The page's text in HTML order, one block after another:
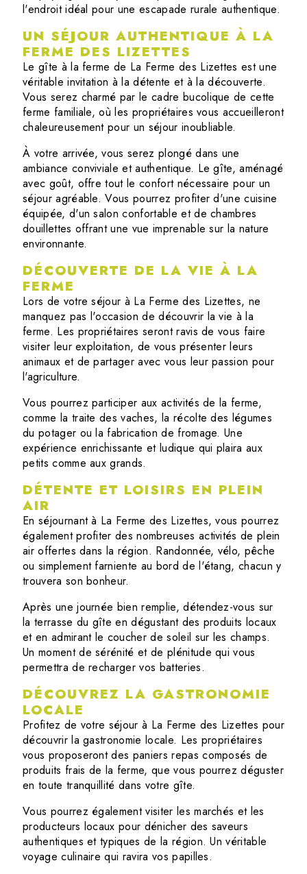
l'endroit idéal pour une escapade rurale authentique.
UN SÉJOUR AUTHENTIQUE À LA
FERME DES LIZETTES
Le gîte à la ferme de La Ferme des Lizettes est une
véritable invitation à la détente et à la découverte.
Vous serez charmé par le cadre bucolique de cette
ferme familiale, où les propriétaires vous accueilleront
chaleureusement pour un séjour inoubliable.
À votre arrivée, vous serez plongé dans une
ambiance conviviale et authentique. Le gîte, aménagé
avec goût, offre tout le confort nécessaire pour un
séjour agréable. Vous pourrez profiter d'une cuisine
équipée, d'un salon confortable et de chambres
douillettes offrant une vue imprenable sur la nature
environnante.
DÉCOUVERTE DE LA VIE À LA
FERME
Lors de votre séjour à La Ferme des Lizettes, ne
manquez pas l'occasion de découvrir la vie à la
ferme. Les propriétaires seront ravis de vous faire
visiter leur exploitation, de vous présenter leurs
animaux et de partager avec vous leur passion pour
l'agriculture.
Vous pourrez participer aux activités de la ferme,
comme la traite des vaches, la récolte des légumes
du potager ou la fabrication de fromage. Une
expérience enrichissante et ludique qui plaira aux
petits comme aux grands.
DÉTENTE ET LOISIRS EN PLEIN
AIR
En séjournant à La Ferme des Lizettes, vous pourrez
également profiter des nombreuses activités de plein
air offertes dans la région. Randonnée, vélo, pêche
ou simplement farniente au bord de l'étang, chacun y
trouvera son bonheur.
Après une journée bien remplie, détendez-vous sur
la terrasse du gîte en dégustant des produits locaux
et en admirant le coucher de soleil sur les champs.
Un moment de sérénité et de plénitude qui vous
permettra de recharger vos batteries.
DÉCOUVREZ LA GASTRONOMIE
LOCALE
Profitez de votre séjour à La Ferme des Lizettes pour
découvrir la gastronomie locale. Les propriétaires
vous proposeront des paniers repas composés de
produits frais de la ferme, que vous pourrez déguster
en toute tranquillité dans votre gîte.
Vous pourrez également visiter les marchés et les
producteurs locaux pour dénicher des saveurs
authentiques et typiques de la région. Un véritable
voyage culinaire qui ravira vos papilles.